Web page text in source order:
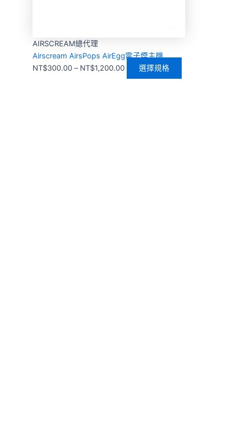
AIRSCREAM總代理
Airscream AirsPops AirEgg電子煙主機
NT$300.00 – NT$1,200.00 選擇規格